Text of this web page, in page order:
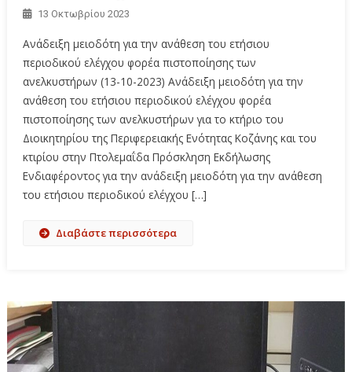
13 Οκτωβρίου 2023
Ανάδειξη μειοδότη για την ανάθεση του ετήσιου
περιοδικού ελέγχου φορέα πιστοποίησης των
ανελκυστήρων (13-10-2023) Ανάδειξη μειοδότη για την
ανάθεση του ετήσιου περιοδικού ελέγχου φορέα
πιστοποίησης των ανελκυστήρων για το κτήριο του
Διοικητηρίου της Περιφερειακής Ενότητας Κοζάνης και του
κτιρίου στην Πτολεμαΐδα Πρόσκληση Εκδήλωσης
Ενδιαφέροντος για την ανάδειξη μειοδότη για την ανάθεση
του ετήσιου περιοδικού ελέγχου […]
Διαβάστε περισσότερα